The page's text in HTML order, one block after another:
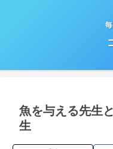
魚を与える先生
生